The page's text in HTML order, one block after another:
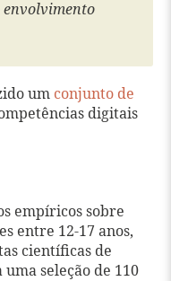
envolvimento
um conjunto de
digitais
empíricos sobre
entre 12-17 anos,
científicas de
seleção de 110